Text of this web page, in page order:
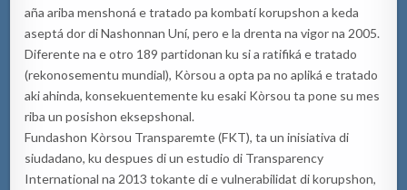
aña ariba menshoná e tratado pa kombatí korupshon a keda
aseptá dor di Nashonnan Uní, pero e la drenta na vigor na 2005.
Diferente na e otro 189 partidonan ku si a ratifiká e tratado
(rekonosementu mundial), Kòrsou a opta pa no apliká e tratado
aki ahinda, konsekuentemente ku esaki Kòrsou ta pone su mes
riba un posishon eksepshonal.
Fundashon Kòrsou Transparemte (FKT), ta un inisiativa di
siudadano, ku despues di un estudio di Transparency
International na 2013 tokante di e vulnerabilidat di korupshon,